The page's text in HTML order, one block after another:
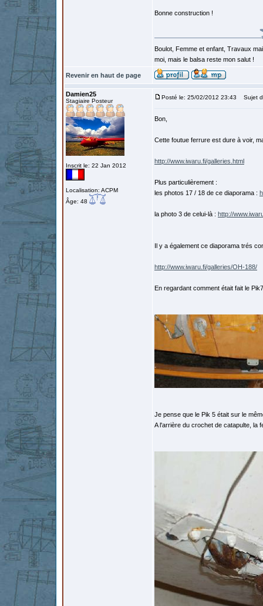
Bonne construction !
Boulot, Femme et enfant, Travaux
moi, mais le balsa reste mon salut !
Revenir en haut de page
Damien25
Stagiaire Posteur
Inscrit le: 22 Jan 2012
Localisation: ACPM
Âge: 48
Posté le: 25/02/2012 23:43 Sujet
Bon,
Cette foutue ferrure est dure à voir,
http://www.iwaru.fi/galleries.html
Plus particulièrement :
les photos 17 / 18 de ce diaporama :
la photo 3 de celui-là : http://
Il y a également ce diaporama trés
http://www.iwaru.fi/galleries/OH-188/
En regardant comment était fait le
Je pense que le Pik 5 était sur le
A l'arrière du crochet de catapulte, la